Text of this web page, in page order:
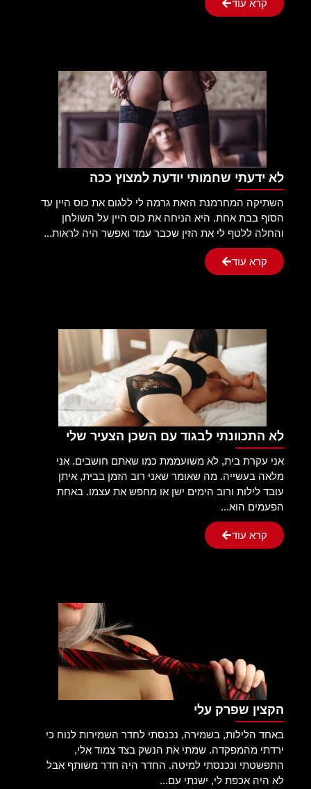
קרא עוד
לא ידעתי שחמותי יודעת למצוץ ככה
השתיקה המחרמנת הזאת גרמה לי ללגום את כוס היין עד
הסוף בבת אחת. היא הניחה את כוס היין על השולחן
והחלה ללטף לי את הזין שכבר עמד ואפשר היה לראות...
קרא עוד
לא התכוונתי לבגוד עם השכן הצעיר שלי
אני עקרת בית, לא משועממת כמו שאתם חושבים. אני
מלאה בעשייה. מה שאומר שאני רוב הזמן בבית, איתן
עובד לילות ורוב הימים ישן או מחפש את עצמו. באחת
הפעמים הוא...
קרא עוד
הקצין שפרק עלי
באחד הלילות, בשמירה, נכנסתי לחדר השמירות לנוח כי
ירדתי מהמפקדה. שמתי את הנשק בצד צמוד אלי,
התפשטתי ונכנסתי למיטה. החדר היה חדר משותף אבל
לא היה אכפת לי, ישנתי עם...